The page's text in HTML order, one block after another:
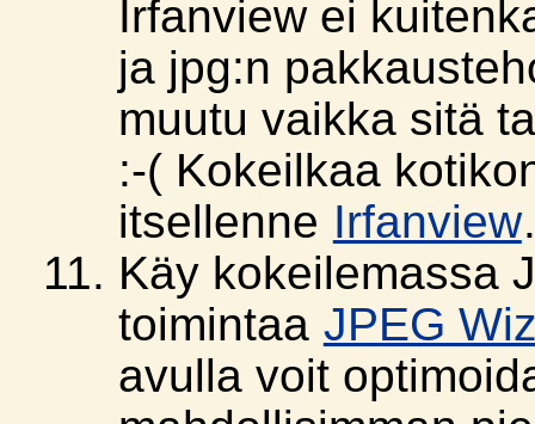
Irfanview ei
ja jpg:n
muutu vaikka sitä
:-( Kokeilkaa
itsellenne Irfanview.
Käy kokeilemassa
toimintaa JPEG
avulla voit